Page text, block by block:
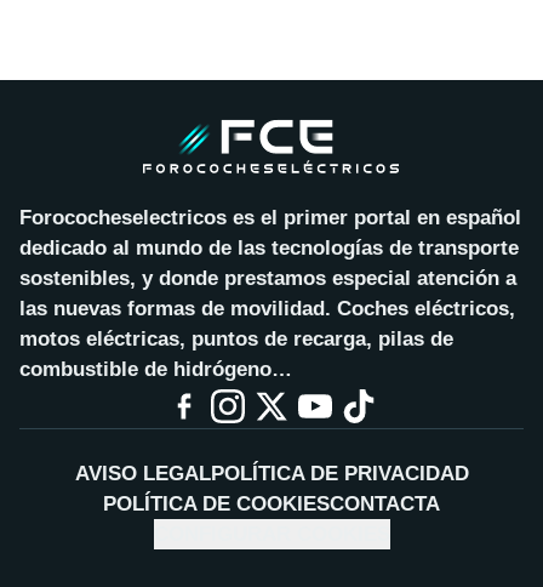
Forococheselectricos es el primer portal en español
dedicado al mundo de las tecnologías de transporte
sostenibles, y donde prestamos especial atención a
las nuevas formas de movilidad. Coches eléctricos,
motos eléctricas, puntos de recarga, pilas de
combustible de hidrógeno…
AVISO LEGALPOLÍTICA DE PRIVACIDAD
POLÍTICA DE COOKIESCONTACTA